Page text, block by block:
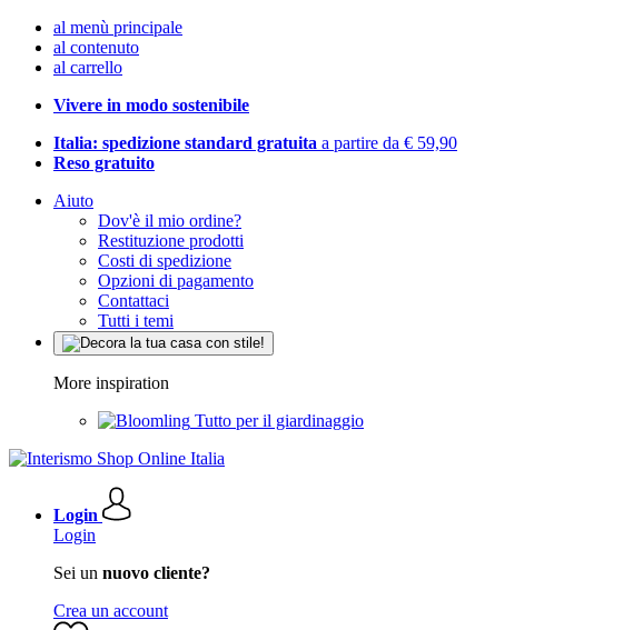
al menù principale
al contenuto
al carrello
Vivere in modo sostenibile
Italia: spedizione standard gratuita a partire da € 59,90
Reso gratuito
Aiuto
Dov'è il mio ordine?
Restituzione prodotti
Costi di spedizione
Opzioni di pagamento
Contattaci
Tutti i temi
More inspiration
Tutto per il giardinaggio
Login
Login
Sei un nuovo cliente?
Crea un account